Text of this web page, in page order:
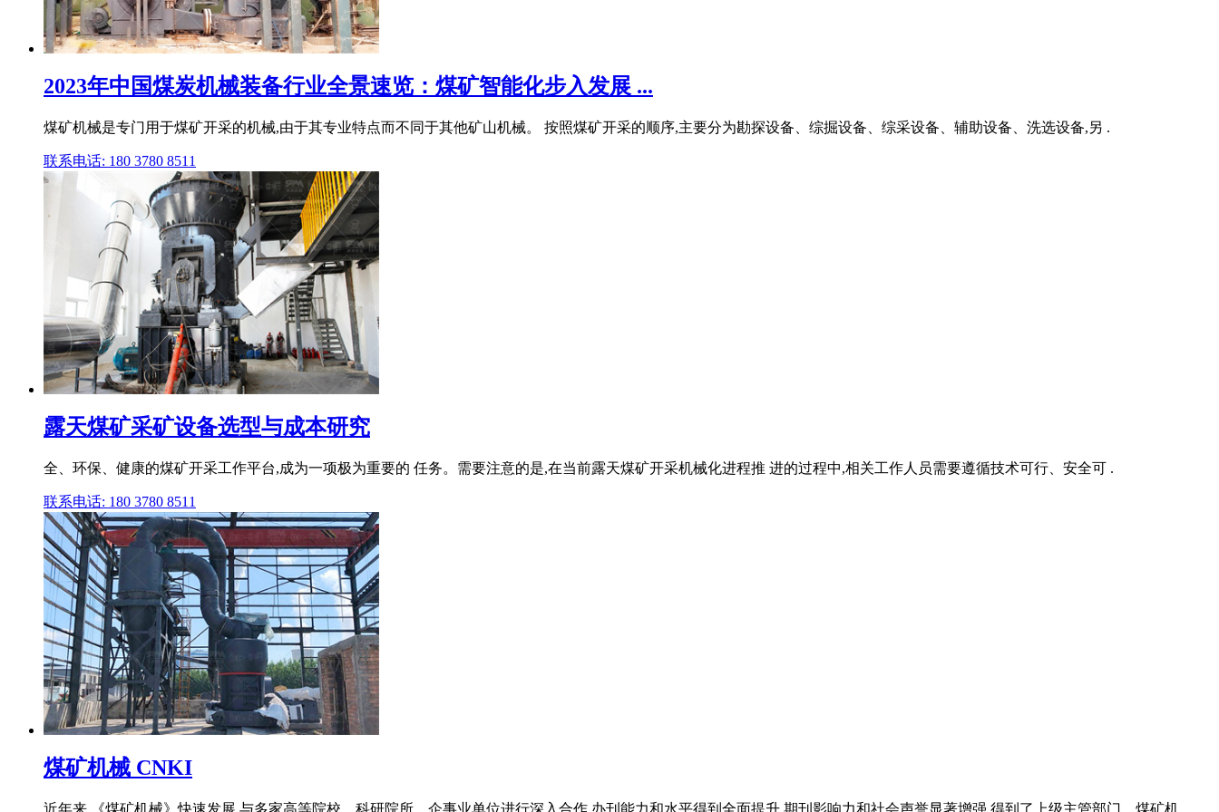
2023年中国煤炭机械装备行业全景速览：煤矿智能化步入发展 ...
煤矿机械是专门用于煤矿开采的机械,由于其专业特点而不同于其他矿山机械。 按照煤矿开采的顺序,主要分为勘探设备、综掘设备、综采设备、辅助设备、洗选设备,另 .
联系电话: 180 3780 8511
露天煤矿采矿设备选型与成本研究
全、环保、健康的煤矿开采工作平台,成为一项极为重要的 任务。需要注意的是,在当前露天煤矿开采机械化进程推 进的过程中,相关工作人员需要遵循技术可行、安全可 .
联系电话: 180 3780 8511
煤矿机械 CNKI
近年来,《煤矿机械》快速发展,与多家高等院校、科研院所、企事业单位进行深入合作,办刊能力和水平得到全面提升,期刊影响力和社会声誉显著增强,得到了上级主管部门、煤矿机 .